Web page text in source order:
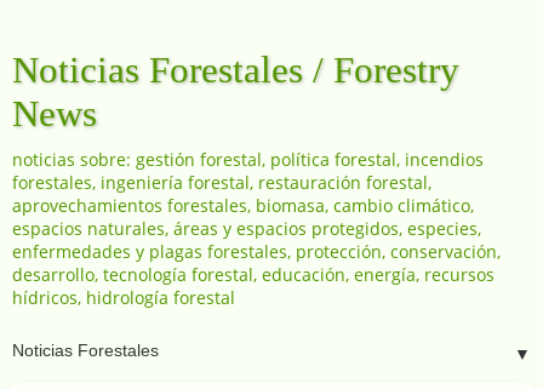
Noticias Forestales / Forestry
News
noticias sobre: gestión forestal, política forestal, incendios
forestales, ingeniería forestal, restauración forestal,
aprovechamientos forestales, biomasa, cambio climático,
espacios naturales, áreas y espacios protegidos, especies,
enfermedades y plagas forestales, protección, conservación,
desarrollo, tecnología forestal, educación, energía, recursos
hídricos, hidrología forestal
▼